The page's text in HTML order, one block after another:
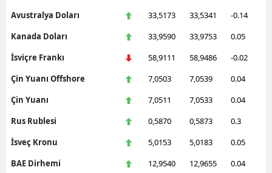
Avustralya Doları
33,5173 33,5341
-0.14
Kanada Doları
33,9590 33,9753
0.05
İsviçre Frankı
58,9111 58,9486
-0.02
Çin Yuanı Offshore
7,0503 7,0539
0.04
Çin Yuanı
7,0511 7,0533
0.04
Rus Rublesi
0,5870 0,5873
0.3
İsveç Kronu
5,0153 5,0183
0.05
BAE Dirhemi
12,9540 12,9655
0.04